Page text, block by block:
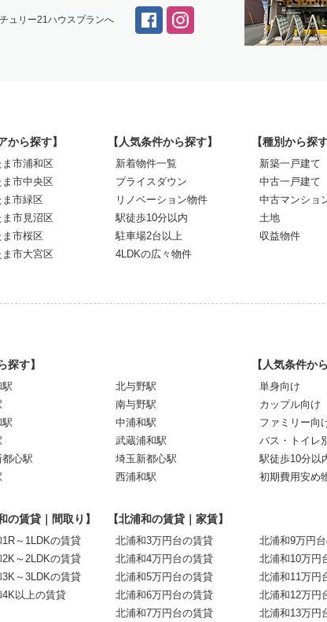
ュリー21ハウスプランへ
から探す】
ま市浦和区
ま市中央区
ま市緑区
ま市見沼区
ま市桜区
ま市大宮区
【人気条件から探す】
新着物件一覧
プライスダウン
リノベーション物件
駅徒歩10分以内
駐車場2台以上
4LDKの広々物件
【種別から探す
新築一戸建て
中古一戸建て
中古マンショ
土地
収益物件
探す】
心駅
北与野駅
南与野駅
中浦和駅
武蔵浦和駅
埼玉新都心駅
西浦和駅
【人気条件か
単身向け
カップル向け
ファミリー向
バス・トイレ
駅徒歩10分以
初期費用安め
の賃貸｜間取り】
～1LDKの賃貸
～2LDKの賃貸
～3LDKの賃貸
4K以上の賃貸
【北浦和の賃貸｜家賃】
北浦和3万円台の賃貸
北浦和4万円台の賃貸
北浦和5万円台の賃貸
北浦和6万円台の賃貸
北浦和7万円台の賃貸
北浦和9万円
北浦和10万円
北浦和11万円
北浦和12万円
北浦和13万円